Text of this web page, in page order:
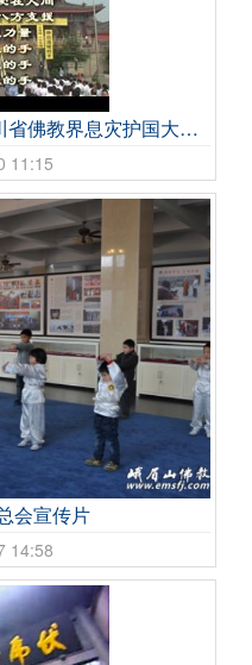
慈行灾区，爱在人间——四川省佛教界息灾护国大法会
11:15
会宣传片
14:58